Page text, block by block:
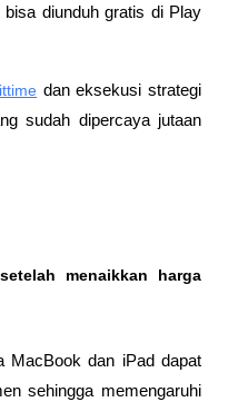
bisa diunduh gratis di Play
dan eksekusi strategi
sudah dipercaya jutaan
menaikkan harga
MacBook dan iPad dapat
sehingga memengaruhi